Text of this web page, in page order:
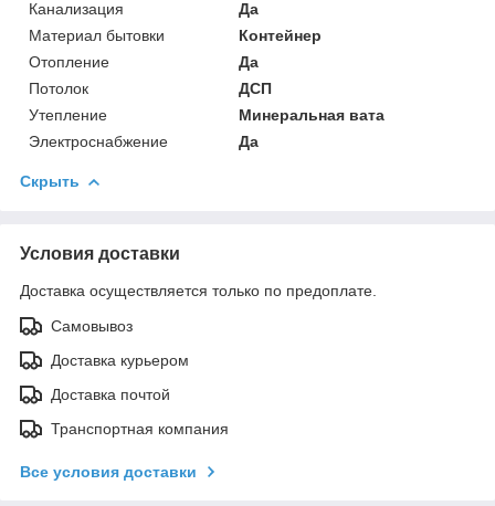
Канализация
Да
Материал бытовки
Контейнер
Отопление
Да
Потолок
ДСП
Утепление
Минеральная вата
Электроснабжение
Да
Скрыть
Условия доставки
Доставка осуществляется только по предоплате.
Самовывоз
Доставка курьером
Доставка почтой
Транспортная компания
Все условия доставки